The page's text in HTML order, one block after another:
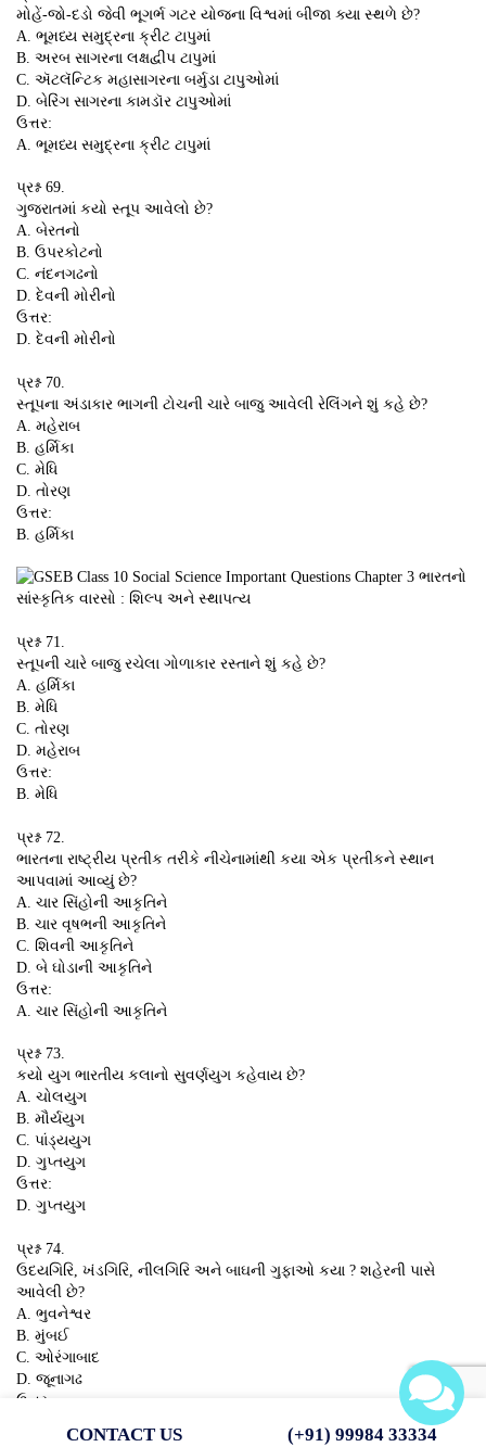
મોહેં-જો-દડો જેવી ભૂગર્ભ ગટર યોજના વિશ્વમાં બીજા ક્યા સ્થળે છે?
A. ભૂમધ્ય સમુદ્રના ક્રીટ ટાપુમાં
B. અરબ સાગરના લક્ષદ્વીપ ટાપુમાં
C. ઍટલૅન્ટિક મહાસાગરના બર્મુડા ટાપુઓમાં
D. બેરિંગ સાગરના કામડૉર ટાપુઓમાં
ઉત્તર:
A. ભૂમધ્ય સમુદ્રના ક્રીટ ટાપુમાં
પ્રશ્ન 69.
ગુજરાતમાં કયો સ્તૂપ આવેલો છે?
A. બેરતનો
B. ઉપરકોટનો
C. નંદનગઢનો
D. દેવની મોરીનો
ઉત્તર:
D. દેવની મોરીનો
પ્રશ્ન 70.
સ્તૂપના અંડાકાર ભાગની ટોચની ચારે બાજુ આવેલી રેલિંગને શું કહે છે?
A. મહેરાબ
B. હર્મિકા
C. મેધિ
D. તોરણ
ઉત્તર:
B. હર્મિકા
પ્રશ્ન 71.
સ્તૂપની ચારે બાજુ રચેલા ગોળાકાર રસ્તાને શું કહે છે?
A. હર્મિકા
B. મેધિ
C. તોરણ
D. મહેરાબ
ઉત્તર:
B. મેધિ
પ્રશ્ન 72.
ભારતના રાષ્ટ્રીય પ્રતીક તરીકે નીચેનામાંથી કયા એક પ્રતીકને સ્થાન
આપવામાં આવ્યું છે?
A. ચાર સિંહોની આકૃતિને
B. ચાર વૃષભની આકૃતિને
C. શિવની આકૃતિને
D. બે ઘોડાની આકૃતિને
ઉત્તર:
A. ચાર સિંહોની આકૃતિને
પ્રશ્ન 73.
કયો યુગ ભારતીય કલાનો સુવર્ણયુગ કહેવાય છે?
A. ચોલયુગ
B. મૌર્યયુગ
C. પાંડ્યયુગ
D. ગુપ્તયુગ
ઉત્તર:
D. ગુપ્તયુગ
પ્રશ્ન 74.
ઉદયગિરિ, ખંડગિરિ, નીલગિરિ અને બાઘની ગુફાઓ કયા ? શહેરની પાસે
આવેલી છે?
A. ભુવનેશ્વર
B. મુંબઈ
C. ઓરંગાબાદ
D. જૂનાગઢ
ઉત્તર:
CONTACT US (+91) 99984 33334